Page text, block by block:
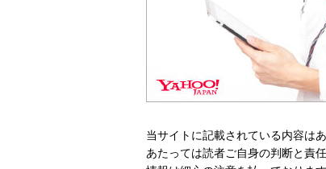
当サイトに記載されている内容は
あたっては読者ご自身の判断と責